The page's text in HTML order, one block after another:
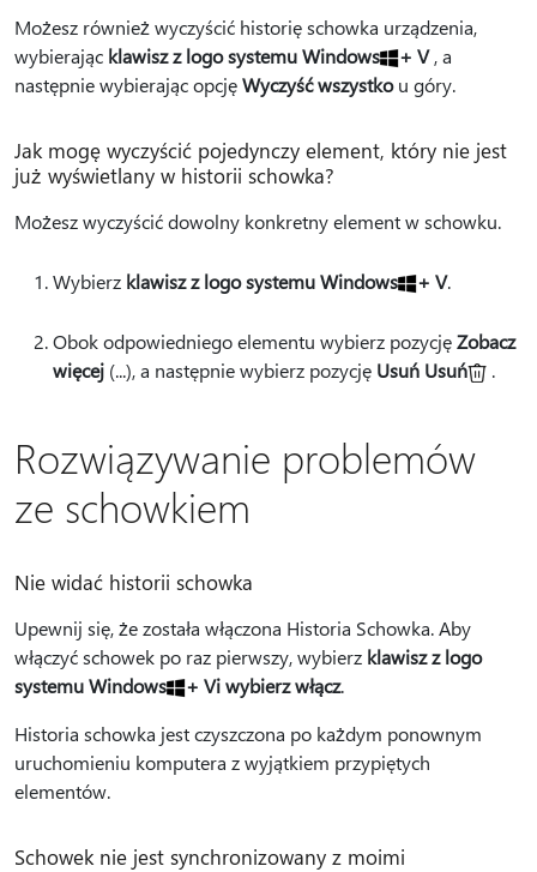
Możesz również wyczyścić historię schowka urządzenia,
wybierając klawisz z logo systemu Windows + V, a
następnie wybierając opcjęWyczyść wszystkou góry.
Jak mogę wyczyścić pojedynczy element, który nie jest
już wyświetlany w historii schowka?
Możesz wyczyścić dowolny konkretny element w schowku.
Wybierz klawisz z logo systemu Windows + V.
Obok odpowiedniego elementu wybierz pozycjęZobacz
więcej (...), a następnie wybierz pozycję Usuń Usuń .
Rozwiązywanie problemów
ze schowkiem
Nie widać historii schowka
Upewnij się, że została włączona Historia Schowka. Aby
włączyć schowek po raz pierwszy, wybierz klawisz z logo
systemu Windows
+ Vi wybierz włącz.
Historia schowka jest czyszczona po każdym ponownym
uruchomieniu komputera z wyjątkiem przypiętych
elementów.
Schowek nie jest synchronizowany z moimi